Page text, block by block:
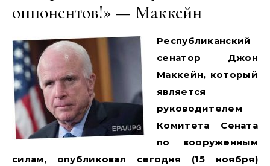
оппонентов!» — Маккейн
Республиканский
сенатор Джон
Маккейн, который
является
руководителем
Комитета Сената
по вооруженным
силам, опубликовал сегодня (15 ноября)